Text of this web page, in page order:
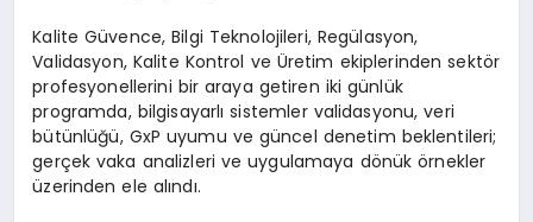
Kalite Güvence, Bilgi Teknolojileri, Regülasyon,
Validasyon, Kalite Kontrol ve Üretim ekiplerinden sektör
profesyonellerini bir araya getiren iki günlük
programda, bilgisayarlı sistemler validasyonu, veri
bütünlüğü, GxP uyumu ve güncel denetim beklentileri;
gerçek vaka analizleri ve uygulamaya dönük örnekler
üzerinden ele alındı.